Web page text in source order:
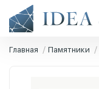
Главная Памятники